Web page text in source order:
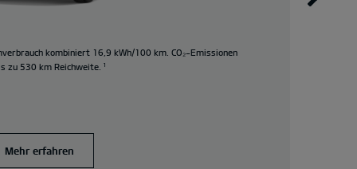
kombiniert 16,9 kWh/100 km. CO₂-Emissionen
zu 530 km Reichweite. ¹
Mehr erfahren